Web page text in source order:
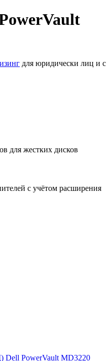
для юридически лиц и с
для жестких дисков
с учётом расширения
Dell PowerVault MD3220